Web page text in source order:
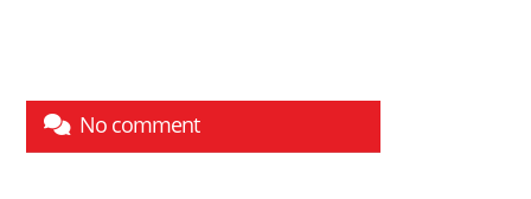
No comment